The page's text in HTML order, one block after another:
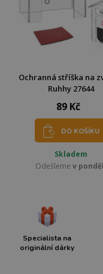
Ochranná stříška na
Ruhhy 27644
89 Kč
DO KOŠÍKU
Skladem
Odešleme v
Specialista na
originální dárky